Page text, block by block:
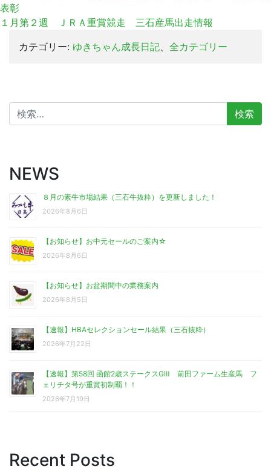
表彰
１月第２週 ＪＲＡ重賞競走 三石産馬出走情報
カテゴリー: ゆきちゃん成長日記 全カテゴリー
検
索:
NEWS
８月の素牛市場結果（三石牛抜粋）を更新しました！
2026年8月6日
【お知らせ】お中元セールのご案内☆
2026年8月6日
【お知らせ】お盆期間中の業務案内
2026年8月5日
【速報】HBAセレクションセール結果（三石抜粋）
2026年7月22日
【速報】第58回 函館2歳ステークスGⅢ 前田ファーム生産馬 フ
ェリチタ号が重賞初制覇！！
2026年7月19日
Recent Posts